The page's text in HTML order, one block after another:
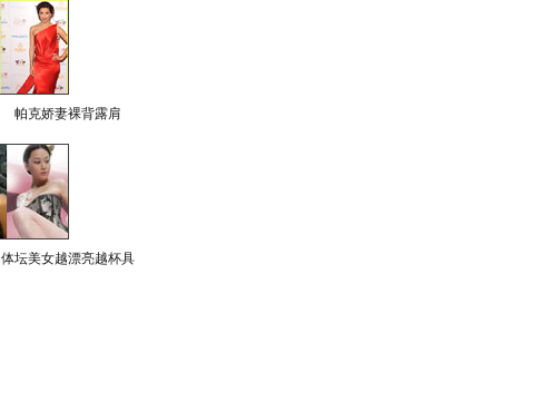
帕克娇妻裸背露肩
体坛美女越漂亮越杯具